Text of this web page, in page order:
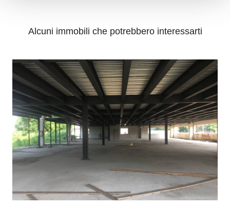
Alcuni immobili che potrebbero interessarti